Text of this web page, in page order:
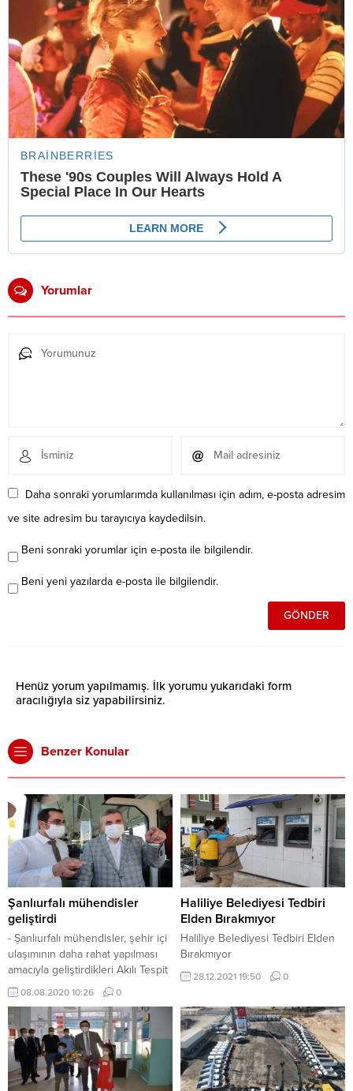
Yorumlar
Daha sonraki yorumlarımda kullanılması için adım, e-posta adresim
ve site adresim bu tarayıcıya kaydedilsin.
Beni sonraki yorumlar için e-posta ile bilgilendir.
Beni yeni yazılarda e-posta ile bilgilendir.
Henüz yorum yapılmamış. İlk yorumu yukarıdaki form
aracılığıyla siz yapabilirsiniz.
Benzer Konular
Şanlıurfalı mühendisler
geliştirdi
- Şanlıurfalı mühendisler, şehir içi
ulaşımının daha rahat yapılması
amacıyla geliştirdikleri Akılı Tespit
Sistemi (ATS) cihazı ile
vatandaşlara konforlu bir yolculuk
yaşatıyor.
08.08.2020 10:26 0
Haliliye Belediyesi Tedbiri
Elden Bırakmıyor
Haliliye Belediyesi Tedbiri Elden
Bırakmıyor
28.12.2021 19:50 0